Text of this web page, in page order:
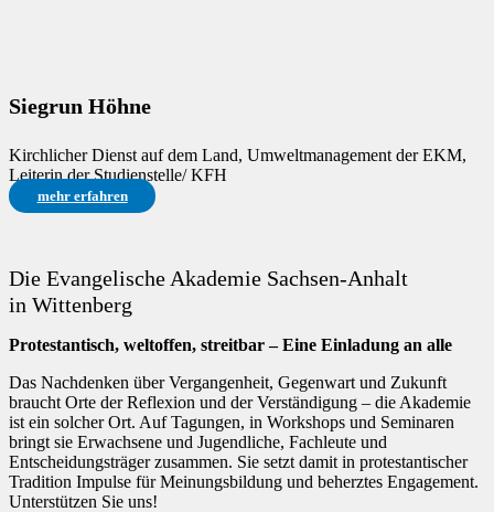
Siegrun Höhne
Kirchlicher Dienst auf dem Land, Umweltmanagement der EKM,
Leiterin der Studienstelle/ KFH
mehr erfahren
Die Evangelische Akademie Sachsen-Anhalt
in Wittenberg
Protestantisch, weltoffen, streitbar – Eine Einladung an alle
Das Nachdenken über Vergangenheit, Gegenwart und Zukunft
braucht Orte der Reflexion und der Verständigung – die Akademie
ist ein solcher Ort. Auf Tagungen, in Workshops und Seminaren
bringt sie Erwachsene und Jugendliche, Fachleute und
Entscheidungsträger zusammen. Sie setzt damit in protestantischer
Tradition Impulse für Meinungsbildung und beherztes Engagement.
Unterstützen Sie uns!